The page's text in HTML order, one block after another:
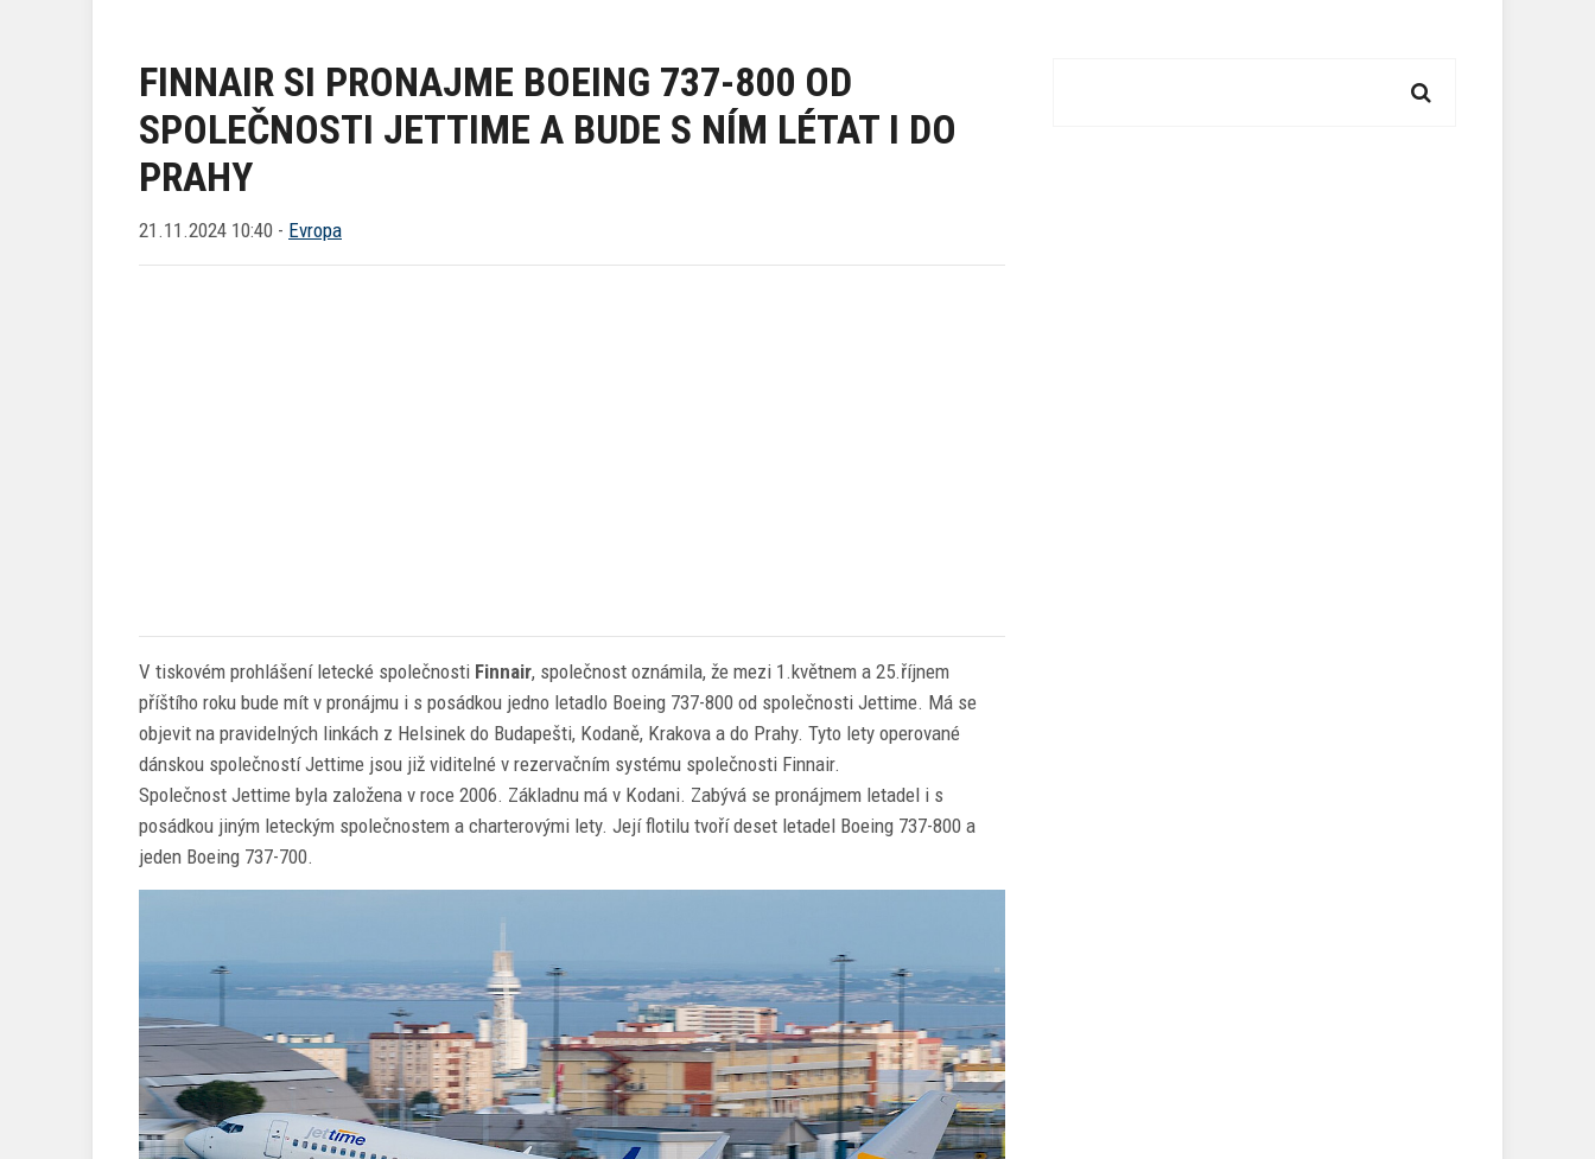
FINNAIR SI PRONAJME BOEING 737-800 OD
SPOLEČNOSTI JETTIME A BUDE S NÍM LÉTAT I DO
PRAHY
21.11.2024 10:40 - Evropa
V tiskovém prohlášení letecké společnosti Finnair, společnost oznámila, že mezi 1.květnem a 25.říjnem
příštího roku bude mít v pronájmu i s posádkou jedno letadlo Boeing 737-800 od společnosti Jettime. Má se
objevit na pravidelných linkách z Helsinek do Budapešti, Kodaně, Krakova a do Prahy. Tyto lety operované
dánskou společností Jettime jsou již viditelné v rezervačním systému společnosti Finnair.
Společnost Jettime byla založena v roce 2006. Základnu má v Kodani. Zabývá se pronájmem letadel i s
posádkou jiným leteckým společnostem a charterovými lety. Její flotilu tvoří deset letadel Boeing 737-800 a
jeden Boeing 737-700.